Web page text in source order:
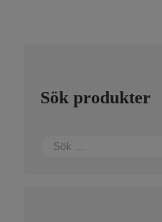
Sök produkter